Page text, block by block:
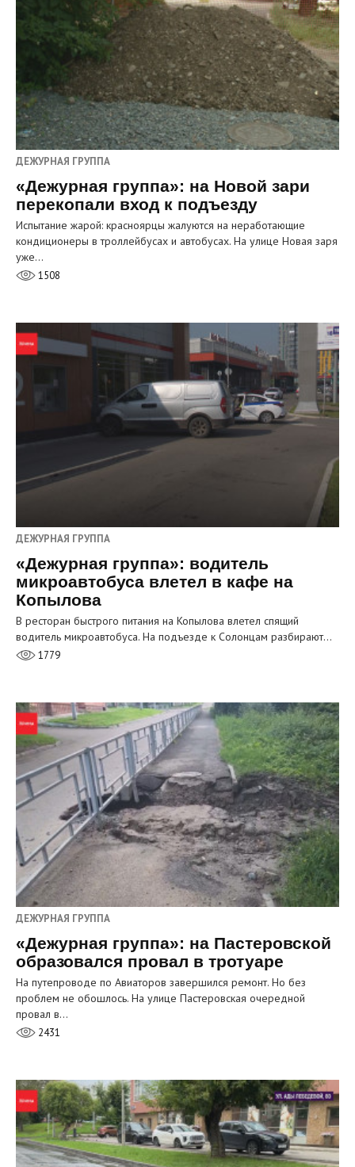
ДЕЖУРНАЯ ГРУППА
«Дежурная группа»: на Новой зари
перекопали вход к подъезду
Испытание жарой: красноярцы жалуются на неработающие
кондиционеры в троллейбусах и автобусах. На улице Новая заря
уже…
1508
ДЕЖУРНАЯ ГРУППА
«Дежурная группа»: водитель
микроавтобуса влетел в кафе на
Копылова
В ресторан быстрого питания на Копылова влетел спящий
водитель микроавтобуса. На подъезде к Солонцам разбирают…
1779
ДЕЖУРНАЯ ГРУППА
«Дежурная группа»: на Пастеровской
образовался провал в тротуаре
На путепроводе по Авиаторов завершился ремонт. Но без
проблем не обошлось. На улице Пастеровская очередной
провал в…
2431